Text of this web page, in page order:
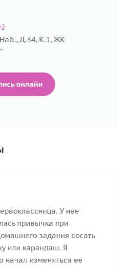
Д.34, К.1, ЖК
онлайн
У нее
привычка при
задания сосать
или карандаш. Я
начал изменяться ее